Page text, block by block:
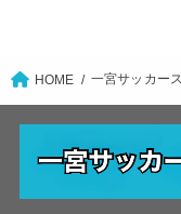
HOME 一宮サッカー